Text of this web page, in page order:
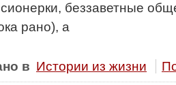
беззаветные
рано), а
в Истории из жизни